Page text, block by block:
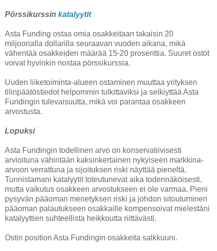
Pörssikurssin katalyytit
Asta Funding ostaa omia osakkeitaan takaisin 20
miljoonalla dollarilla seuraavan vuoden aikana, mikä
vähentää osakkeiden määrää 15-20 prosenttia. Suuret ostot
voivat hyvinkin nostaa pörssikurssia.
Uuden liiketoiminta-alueen ostaminen muuttaa yrityksen
tilinpäätöstiedot helpommin tulkittaviksi ja selkiyttää Asta
Fundingin tulevaisuutta, mikä voi parantaa osakkeen
arvostusta.
Lopuksi
Asta Fundingin todellinen arvo on konservatiivisesti
arvioituna vähintään kaksinkertainen nykyiseen markkina-
arvoon verrattuna ja sijoituksen riski näyttää pieneltä.
Tunnistamani katalyytit toteutunevat aika todennäköisesti,
mutta vaikutus osakkeen arvostukseen ei ole varmaa. Pieni
pysyvän pääoman menetyksen riski ja johdon sitoutuminen
pääoman palautukseen osakkaille kompensoivat mielestäni
katalyyttien suhteellista heikkoutta riittävästi.
Ostin position Asta Fundingin osakkeita salkkuuni.